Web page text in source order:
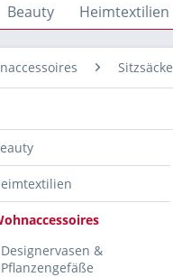
Beauty Heimtextilien
Sitzsäcke
Designervasen &
Pflanzengefäße